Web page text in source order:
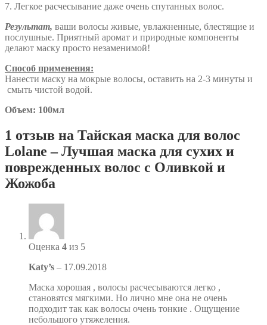
7. Легкое расчесывание даже очень спутанных волос.
Результат, ваши волосы живые, увлажненные, блестящие и
послушные. Приятный аромат и природные компоненты
делают маску просто незаменимой!
Способ применения:
Нанести маску на мокрые волосы, оставить на 2-3 минуты и
смыть чистой водой.
Объем: 100мл
1 отзыв на Тайская маска для волос
Lolane – Лучшая маска для сухих и
поврежденных волос с Оливкой и
Жожоба
Оценка 4 из 5
Katy’s – 17.09.2018
Маска хорошая , волосы расчесываются легко ,
становятся мягкими. Но лично мне она не очень
подходит так как волосы очень тонкие . Ощущение
небольшого утяжеления.